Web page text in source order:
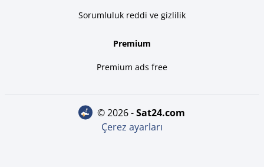
Sorumluluk reddi ve gizlilik
Premium
Premium ads free
© 2026 - sat24.com
Çerez ayarları